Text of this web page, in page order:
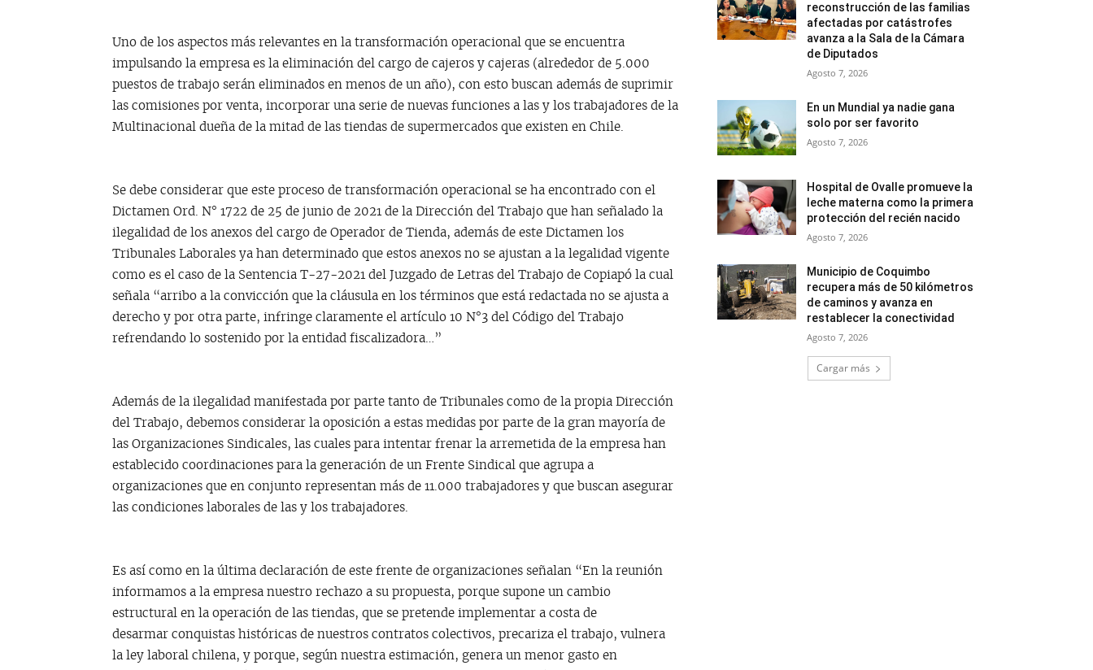
Uno de los aspectos más relevantes en la transformación operacional que se encuentra
impulsando la empresa es la eliminación del cargo de cajeros y cajeras (alrededor de 5.000
puestos de trabajo serán eliminados en menos de un año), con esto buscan además de suprimir
las comisiones por venta, incorporar una serie de nuevas funciones a las y los trabajadores de la
Multinacional dueña de la mitad de las tiendas de supermercados que existen en Chile.
Se debe considerar que este proceso de transformación operacional se ha encontrado con el
Dictamen Ord. N° 1722 de 25 de junio de 2021 de la Dirección del Trabajo que han señalado la
ilegalidad de los anexos del cargo de Operador de Tienda, además de este Dictamen los
Tribunales Laborales ya han determinado que estos anexos no se ajustan a la legalidad vigente
como es el caso de la Sentencia T-27-2021 del Juzgado de Letras del Trabajo de Copiapó la cual
señala “arribo a la convicción que la cláusula en los términos que está redactada no se ajusta a
derecho y por otra parte, infringe claramente el artículo 10 N°3 del Código del Trabajo
refrendando lo sostenido por la entidad fiscalizadora…”
Además de la ilegalidad manifestada por parte tanto de Tribunales como de la propia Dirección
del Trabajo, debemos considerar la oposición a estas medidas por parte de la gran mayoría de
las Organizaciones Sindicales, las cuales para intentar frenar la arremetida de la empresa han
establecido coordinaciones para la generación de un Frente Sindical que agrupa a
organizaciones que en conjunto representan más de 11.000 trabajadores y que buscan asegurar
las condiciones laborales de las y los trabajadores.
Es así como en la última declaración de este frente de organizaciones señalan “En la reunión
informamos a la empresa nuestro rechazo a su propuesta, porque supone un cambio
estructural en la operación de las tiendas, que se pretende implementar a costa de
desarmar conquistas históricas de nuestros contratos colectivos, precariza el trabajo, vulnera
la ley laboral chilena, y porque, según nuestra estimación, genera un menor gasto en
reconstrucción de las familias
afectadas por catástrofes
avanza a la Sala de la Cámara
de Diputados
Agosto 7, 2026
En un Mundial ya nadie gana
solo por ser favorito
Agosto 7, 2026
Hospital de Ovalle promueve la
leche materna como la primera
protección del recién nacido
Agosto 7, 2026
Municipio de Coquimbo
recupera más de 50 kilómetros
de caminos y avanza en
restablecer la conectividad
Agosto 7, 2026
Cargar más